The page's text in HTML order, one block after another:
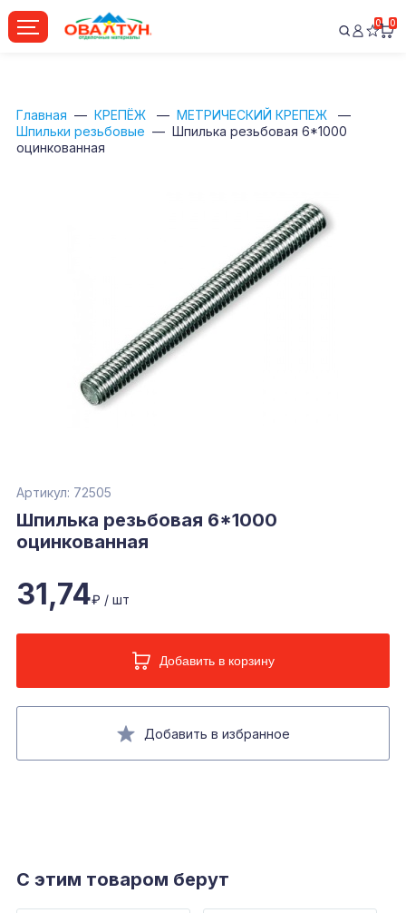
0 0
Главная КРЕПЁЖ
МЕТРИЧЕСКИЙ КРЕПЕЖ
Шпильки резьбовые
Шпилька резьбовая 6*1000
оцинкованная
Артикул: 72505
Шпилька резьбовая 6*1000
оцинкованная
31,74₽ / шт
Добавить в корзину
Добавить в избранное
С этим товаром берут